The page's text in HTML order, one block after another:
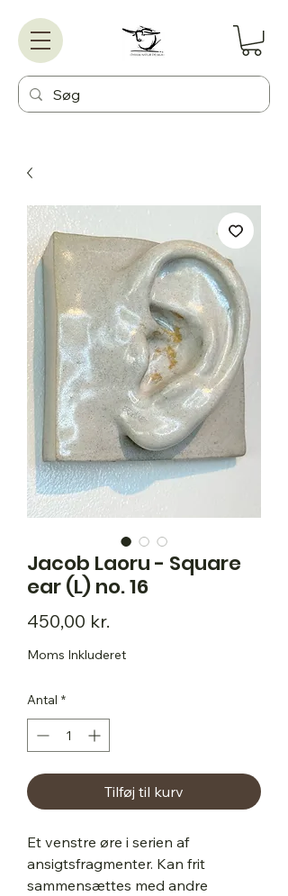
Jacob Laoru - Square
ear (L) no. 16
450,00 kr.
Moms Inkluderet
Antal *
Tilføj til kurv
Et venstre øre i serien af
ansigtsfragmenter. Kan frit
sammensættes med andre